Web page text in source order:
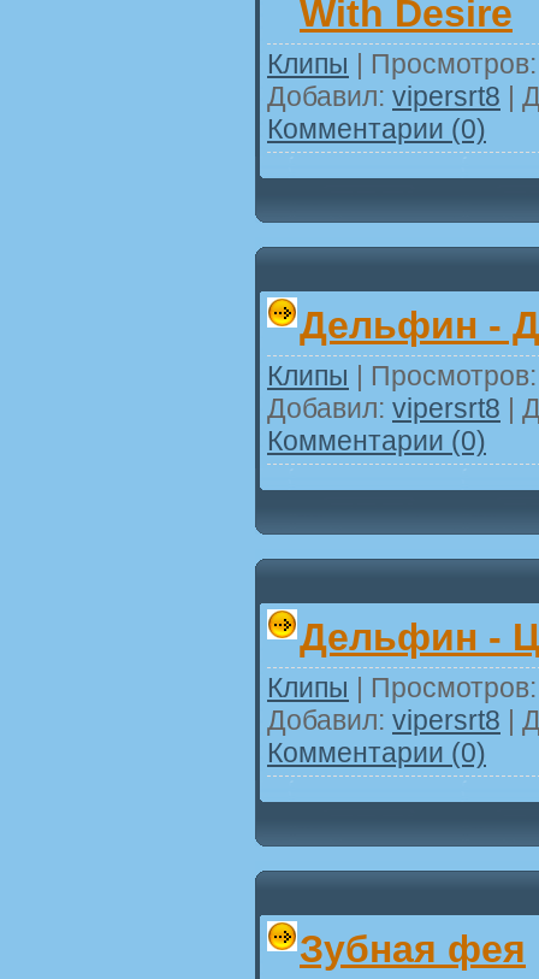
With Desire
Клипы |
Добавил: vipersrt8 |
Комментарии (0)
Дельфин -
Клипы |
Добавил: vipersrt8 |
Комментарии (0)
Дельфин -
Клипы |
Добавил: vipersrt8 |
Комментарии (0)
Зубная фея